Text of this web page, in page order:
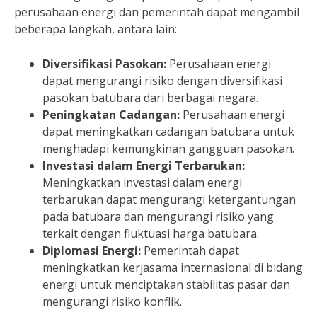
perusahaan energi dan pemerintah dapat mengambil
beberapa langkah, antara lain:
Diversifikasi Pasokan: Perusahaan energi
dapat mengurangi risiko dengan diversifikasi
pasokan batubara dari berbagai negara.
Peningkatan Cadangan: Perusahaan energi
dapat meningkatkan cadangan batubara untuk
menghadapi kemungkinan gangguan pasokan.
Investasi dalam Energi Terbarukan:
Meningkatkan investasi dalam energi
terbarukan dapat mengurangi ketergantungan
pada batubara dan mengurangi risiko yang
terkait dengan fluktuasi harga batubara.
Diplomasi Energi: Pemerintah dapat
meningkatkan kerjasama internasional di bidang
energi untuk menciptakan stabilitas pasar dan
mengurangi risiko konflik.